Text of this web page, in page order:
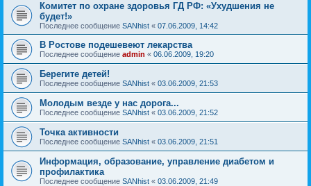
Комитет по охране здоровья ГД РФ: «Ухудшения не
будет!»
Последнее сообщение SANhist « 07.06.2009, 14:42
В Ростове подешевеют лекарства
Последнее сообщение admin « 06.06.2009, 19:20
Берегите детей!
Последнее сообщение SANhist « 03.06.2009, 21:53
Молодым везде у нас дорога...
Последнее сообщение SANhist « 03.06.2009, 21:52
Точка активности
Последнее сообщение SANhist « 03.06.2009, 21:51
Информация, образование, управление диабетом и
профилактика
Последнее сообщение SANhist « 03.06.2009, 21:49